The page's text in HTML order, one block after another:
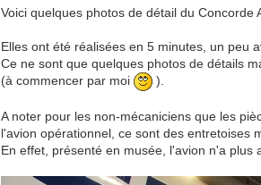
Voici quelques photos de détail du Concorde
Elles ont été réalisées en 5 minutes, un peu
Ce ne sont que quelques photos de détails
(à commencer par moi
).
A noter pour les non-mécaniciens que les
l'avion opérationnel, ce sont des entretoises
En effet, présenté en musée, l'avion n'a plus